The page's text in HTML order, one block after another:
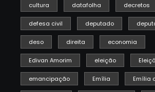
cultura datafolha decretos
defesa civil deputado
deso direita economia
Edivan Amorim eleição
emancipação Emília Emília